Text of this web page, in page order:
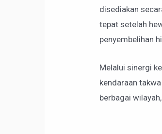
disediakan
tepat setelah
penyembelihan
Melalui sinergi
kendaraan
berbagai